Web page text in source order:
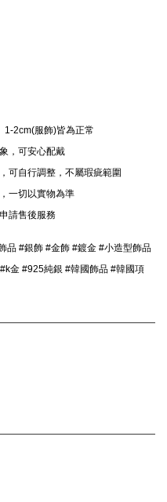
2cm(服飾)皆為正常
，可安心配戴
可自行調整，不屬瑕疵範圍
一切以實物為準
請售後服務
品 #銀飾 #金飾 #鍍金 #小造型飾品
金 #925純銀 #韓國飾品 #韓國項